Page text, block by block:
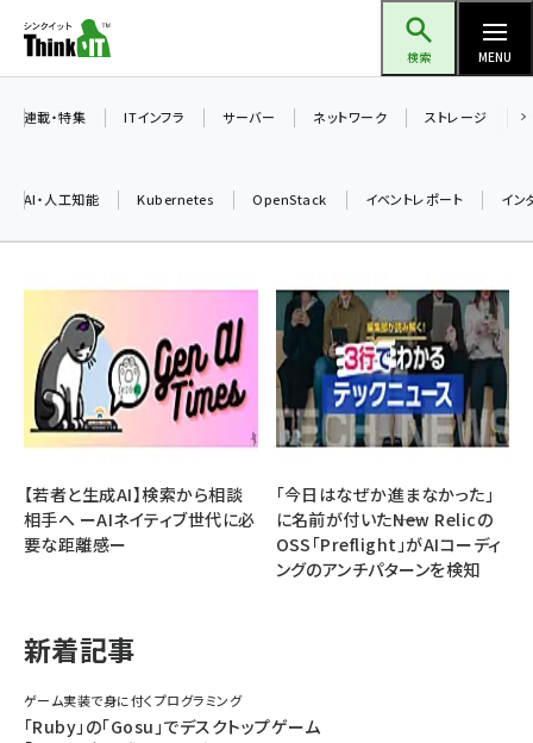
ン
ツ
検索 MENU
加藤銘のチーム貢献～仲間と築いた勝利の絆～ (2287)
iot女子会 (2243)
北海道をのんびり旅する晴山佳須夫のヒント集！ (2000)
drupal (1921)
genai (1464)
ai crunch (1336)
連載・特集 ITインフラ サーバー ネットワーク ストレージ
AI・人工知能 Kubernetes OpenStack イベントレポート イン
【若者と生成AI】検索から相談
相手へ ーAIネイティブ世代に必
要な距離感ー
「今日はなぜか進まなかった」
に名前が付いた――New Relicの
OSS「Preflight」がAIコーディ
ングのアンチパターンを検知
新着記事
ゲーム実装で身に付くプログラミング
「Ruby」の「Gosu」でデスクトップゲーム